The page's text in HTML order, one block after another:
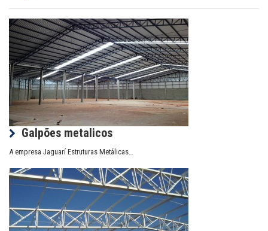
Galpões metalicos
A empresa Jaguarí Estruturas Metálicas…